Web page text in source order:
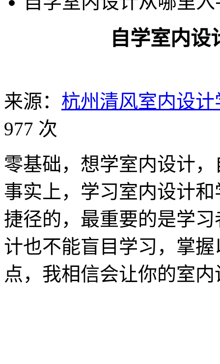
自学室内
来源： 杭州清风室内设计
977 次
零基础，想学室内设计
事实上，学习室内设计
捷径的，最重要的是学
计也不能盲目学习，掌
点，我相信会让你的室